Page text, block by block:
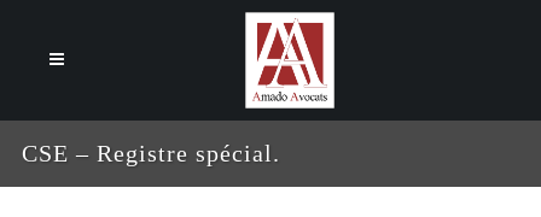
CSE – Registre spécial.